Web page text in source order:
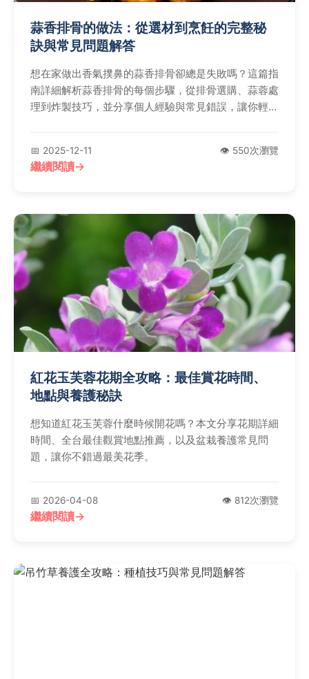
蒜香排骨的做法：從選材到烹飪的完整秘
訣與常見問題解答
想在家做出香氣撲鼻的蒜香排骨卻總是失敗嗎？這篇指
南詳細解析蒜香排骨的每個步驟，從排骨選購、蒜蓉處
理到炸製技巧，並分享個人經驗與常見錯誤，讓你輕鬆
📅 2025-12-11 👁️ 550次瀏覽
繼續閱讀
紅花玉芙蓉花期全攻略：最佳賞花時間、
地點與養護秘訣
想知道紅花玉芙蓉什麼時候開花嗎？本文分享花期詳細
時間、全台最佳觀賞地點推薦，以及盆栽養護常見問
題，讓你不錯過最美花季。
📅 2026-04-08 👁️ 812次瀏覽
繼續閱讀